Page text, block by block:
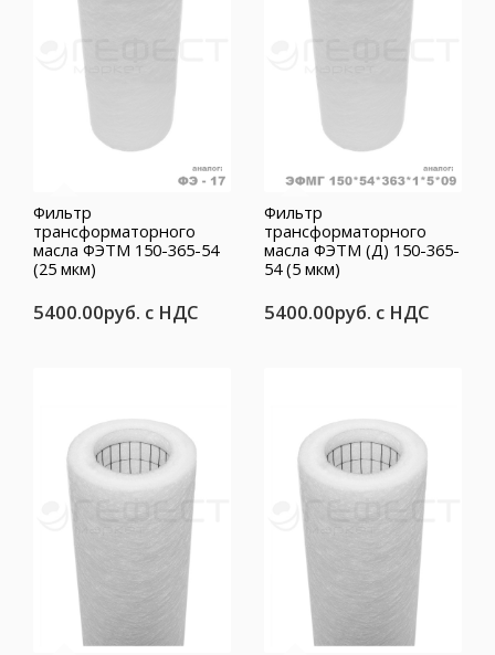
Фильтр
трансформаторного
масла ФЭТМ 150-365-54
(25 мкм)
5400.00руб. с НДС
Фильтр
трансформаторного
масла ФЭТМ (Д) 150-365-
54 (5 мкм)
5400.00руб. с НДС